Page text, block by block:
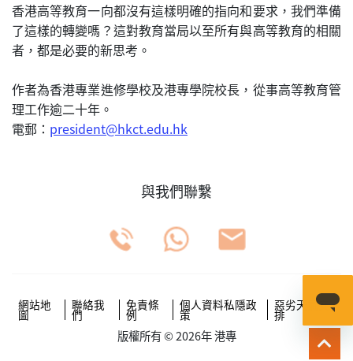
香港高等教育一向都沒有這樣明確的指向和要求，我們準備
了這樣的轉變嗎？這對教育當局以至所有與高等教育的相關
者，都是必要的新思考。
作者為香港專業進修學校及港專學院校長，從事高等教育管
理工作逾二十年。
電郵： president@hkct.edu.hk
與我們聯繫
網站地
圖
聯絡我
們
免責條
例
個人資料私隱政
策
惡劣天氣安
排
版權所有 © 2026年 港專